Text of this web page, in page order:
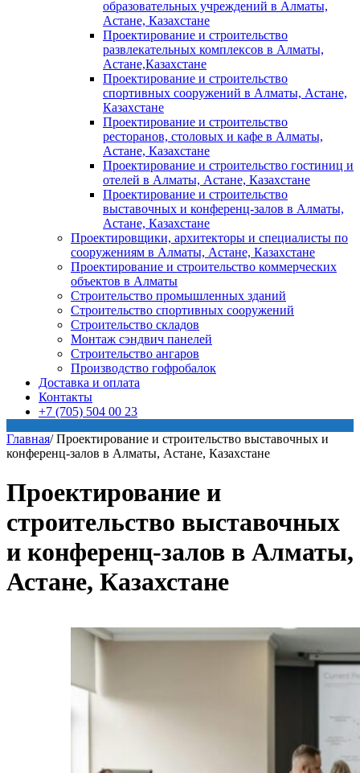
образовательных учреждений в Алматы,
Астане, Казахстане
Проектирование и строительство
развлекательных комплексов в Алматы,
Астане,Казахстане
Проектирование и строительство
спортивных сооружений в Алматы, Астане,
Казахстане
Проектирование и строительство
ресторанов, столовых и кафе в Алматы,
Астане, Казахстане
Проектирование и строительство гостиниц и
отелей в Алматы, Астане, Казахстане
Проектирование и строительство
выставочных и конференц-залов в Алматы,
Астане, Казахстане
Проектировщики, архитекторы и специалисты по
сооружениям в Алматы, Астане, Казахстане
Проектирование и строительство коммерческих
объектов в Алматы
Строительство промышленных зданий
Строительство спортивных сооружений
Строительство складов
Монтаж сэндвич панелей
Строительство ангаров
Производство гофробалок
Доставка и оплата
Контакты
+7 (705) 504 00 23
Главная/Проектирование и строительство выставочных и
конференц-залов в Алматы, Астане, Казахстане
Проектирование и
строительство выставочных
и конференц-залов в Алматы,
Астане, Казахстане